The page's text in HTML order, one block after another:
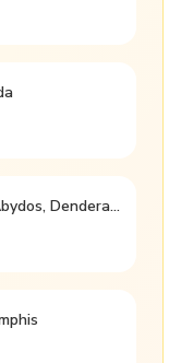
3-Tage Privattour nach Abydos, Dendera & Luxor